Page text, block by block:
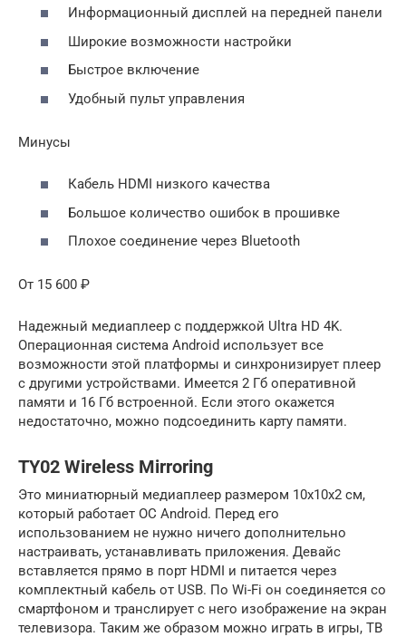
Информационный дисплей на передней панели
Широкие возможности настройки
Быстрое включение
Удобный пульт управления
Минусы
Кабель HDMI низкого качества
Большое количество ошибок в прошивке
Плохое соединение через Bluetooth
От 15 600 ₽
Надежный медиаплеер с поддержкой Ultra HD 4K.
Операционная система Android использует все
возможности этой платформы и синхронизирует плеер
с другими устройствами. Имеется 2 Гб оперативной
памяти и 16 Гб встроенной. Если этого окажется
недостаточно, можно подсоединить карту памяти.
TY02 Wireless Mirroring
Это миниатюрный медиаплеер размером 10х10х2 см,
который работает ОС Android. Перед его
использованием не нужно ничего дополнительно
настраивать, устанавливать приложения. Девайс
вставляется прямо в порт HDMI и питается через
комплектный кабель от USB. По Wi-Fi он соединяется со
смартфоном и транслирует с него изображение на экран
телевизора. Таким же образом можно играть в игры, ТВ